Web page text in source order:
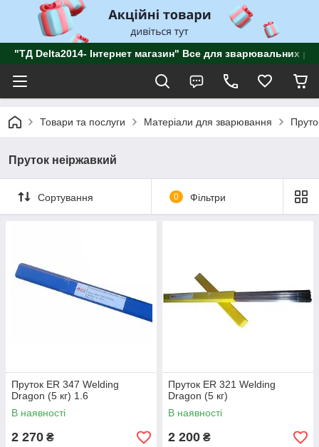
"ТД Delta2014- Інтернет магазин" Все для зварювальних
Товари та послуги Матеріали для зварювання
Пруток неіржавкий
Сортування 0 Фільтри
Пруток ER 347 Welding
Dragon (5 кг) 1.6
В наявності
2 270 ₴
Пруток ER 321 Welding
Dragon (5 кг)
В наявності
2 200 ₴